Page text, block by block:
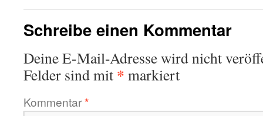
Schreibe einen Kommentar
Deine E-Mail-Adresse wird nicht
Felder sind mit * markiert
Kommentar*